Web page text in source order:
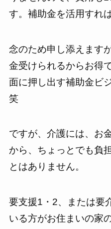
す。補助金を活用すれ
念のため申し添えます
金受けられるからお得
面に押し出す補助金ビ
笑
ですが、介護には、お
から、ちょっとでも負
とはありません。
要支援1・2、または要
いる方がお住まいの家